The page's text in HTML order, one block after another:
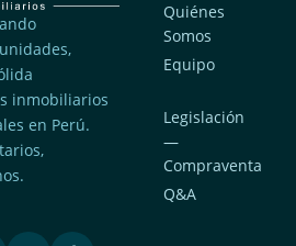
inmobiliarios
en Perú.
Quiénes
Somos
Equipo
Legislación
—
Compraventa
Q&A